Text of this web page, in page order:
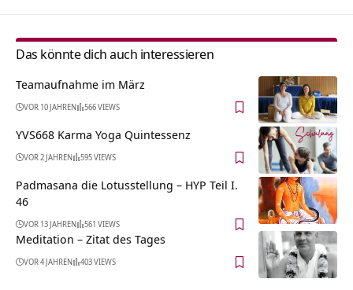
Das könnte dich auch interessieren
Teamaufnahme im März
VOR 10 JAHREN 566 VIEWS
YVS668 Karma Yoga Quintessenz
VOR 2 JAHREN 595 VIEWS
Padmasana die Lotusstellung – HYP Teil I.
46
VOR 13 JAHREN 561 VIEWS
Meditation – Zitat des Tages
VOR 4 JAHREN 403 VIEWS